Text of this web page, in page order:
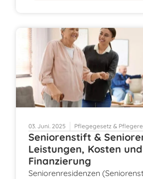
03. Juni. 2025 Pflegegesetz &
Seniorenstift &
Leistungen, Kosten und
Finanzierung
Seniorenresidenzen